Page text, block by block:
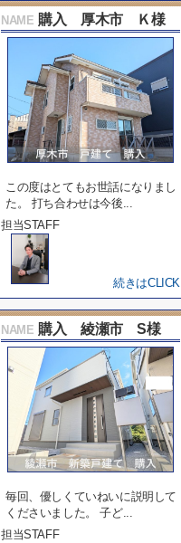
NAME 購入 厚木市 Ｋ様
この度はとてもお世話になりまし
た。 打ち合わせは今後...
担当STAFF
続きはCLICK
NAME 購入 綾瀬市 S様
毎回、優しくていねいに説明して
くださいました。 子ど...
担当STAFF